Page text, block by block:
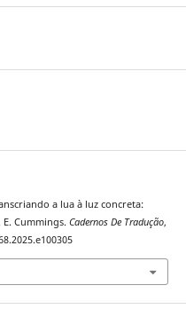
a lua à luz concreta:
Cummings. Cadernos De Tradução,